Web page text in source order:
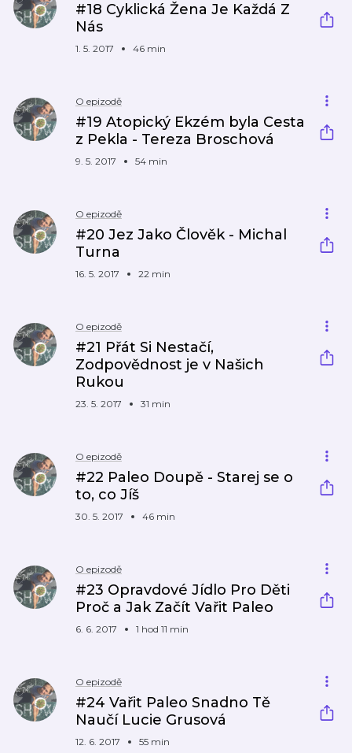
#18 Cyklická Žena Je Každá Z
Nás
1. 5. 2017 46 min
O epizodě
#19 Atopický Ekzém byla Cesta
z Pekla - Tereza Broschová
9. 5. 2017 54 min
O epizodě
#20 Jez Jako Člověk - Michal
Turna
16. 5. 2017 22 min
O epizodě
#21 Přát Si Nestačí,
Zodpovědnost je v Našich
Rukou
23. 5. 2017 31 min
O epizodě
#22 Paleo Doupě - Starej se o
to, co Jíš
30. 5. 2017 46 min
O epizodě
#23 Opravdové Jídlo Pro Děti
Proč a Jak Začít Vařit Paleo
6. 6. 2017 1 hod 11 min
O epizodě
#24 Vařit Paleo Snadno Tě
Naučí Lucie Grusová
12. 6. 2017 55 min